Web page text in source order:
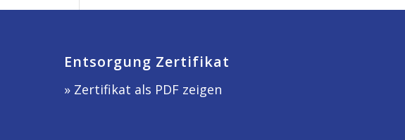
Entsorgung Zertifikat
» Zertifikat als PDF zeigen